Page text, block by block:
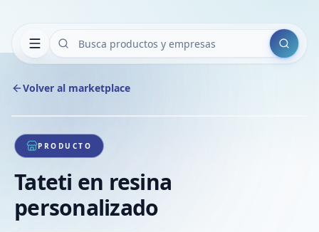
Buscar
Volver al marketplace
1/1
PRODUCTO
Tateti en resina
personalizado